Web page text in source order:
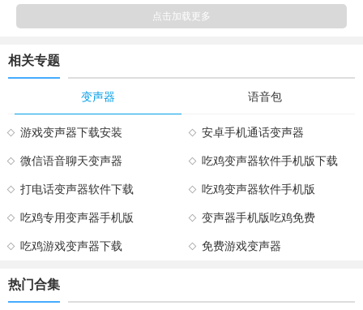
点击加载更多
相关专题
变声器 语音包
游戏变声器下载安装 安卓手机通话变声器
微信语音聊天变声器 吃鸡变声器软件手机版下载
打电话变声器软件下载 吃鸡变声器软件手机版
吃鸡专用变声器手机版 变声器手机版吃鸡免费
吃鸡游戏变声器下载 免费游戏变声器
热门合集